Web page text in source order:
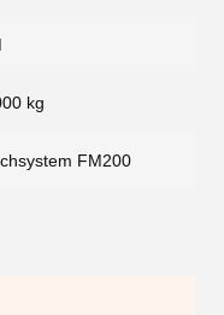
kg
FM200